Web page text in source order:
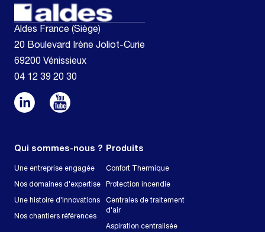
Aldes France (Siège)
20 Boulevard Irène Joliot-Curie
69200 Vénissieux
04 12 39 20 30
Qui sommes-nous ?
Une entreprise engagée
Nos domaines d'expertise
Une histoire d'innovations
Nos chantiers références
Produits
Confort Thermique
Protection incendie
Centrales de traitement
d'air
Aspiration centralisée